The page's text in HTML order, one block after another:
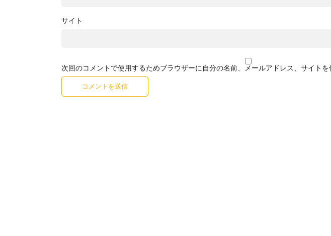
サイト
次回のコメントで使用するためブラウザーに自分の名前、メールアドレス、サイトを